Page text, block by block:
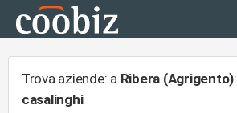
Trova aziende: a Ribera (Agrigento):
casalinghi